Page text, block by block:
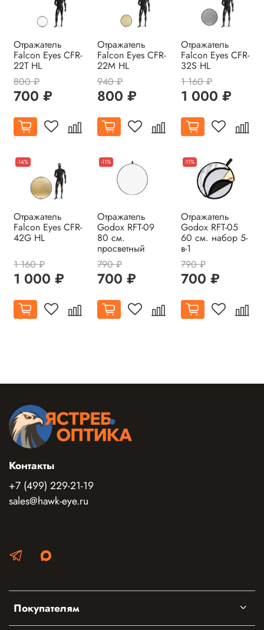
Отражатель
Falcon Eyes CFR-
22T HL
800 ₽
700 ₽
Отражатель
Falcon Eyes CFR-
22M HL
940 ₽
800 ₽
Отражатель
Falcon Eyes CFR-
32S HL
1 160 ₽
1 000 ₽
-14%
Отражатель
Falcon Eyes CFR-
42G HL
1 160 ₽
1 000 ₽
-11%
Отражатель
Godox RFT-09
80 см.
просветный
790 ₽
700 ₽
-11%
Отражатель
Godox RFT-05
60 см. набор 5-
в-1
790 ₽
700 ₽
Покупателям
Контакты
+7 (499) 229-21-19
sales@hawk-eye.ru